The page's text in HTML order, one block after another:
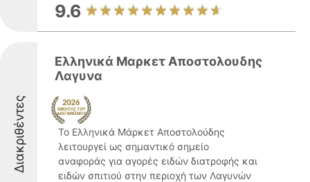
9.6
Διακριθέντες
Ελληνικά Μαρκετ Αποστολουδης
Λαγυνα
Το Ελληνικά Μάρκετ Αποστολούδης
λειτουργεί ως σημαντικό σημείο
αναφοράς για αγορές ειδών διατροφής και
ειδών σπιτιού στην περιοχή των Λαγυνών